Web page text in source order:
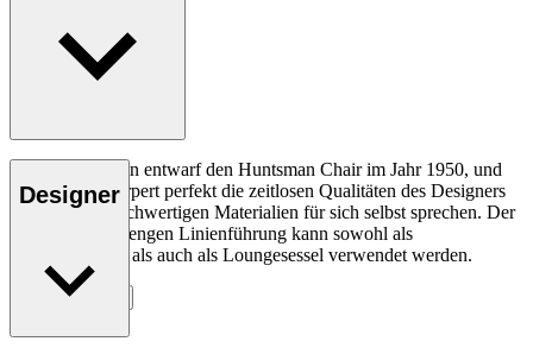
Børge Mogensen entwarf den Huntsman Chair im Jahr 1950, und
der Stuhl verkörpert perfekt die zeitlosen Qualitäten des Designers
und lässt die hochwertigen Materialien für sich selbst sprechen. Der
Stuhl mit der strengen Linienführung kann sowohl als
Esszimmerstuhl als auch als Loungesessel verwendet werden.
Entdecke mehr
Designer